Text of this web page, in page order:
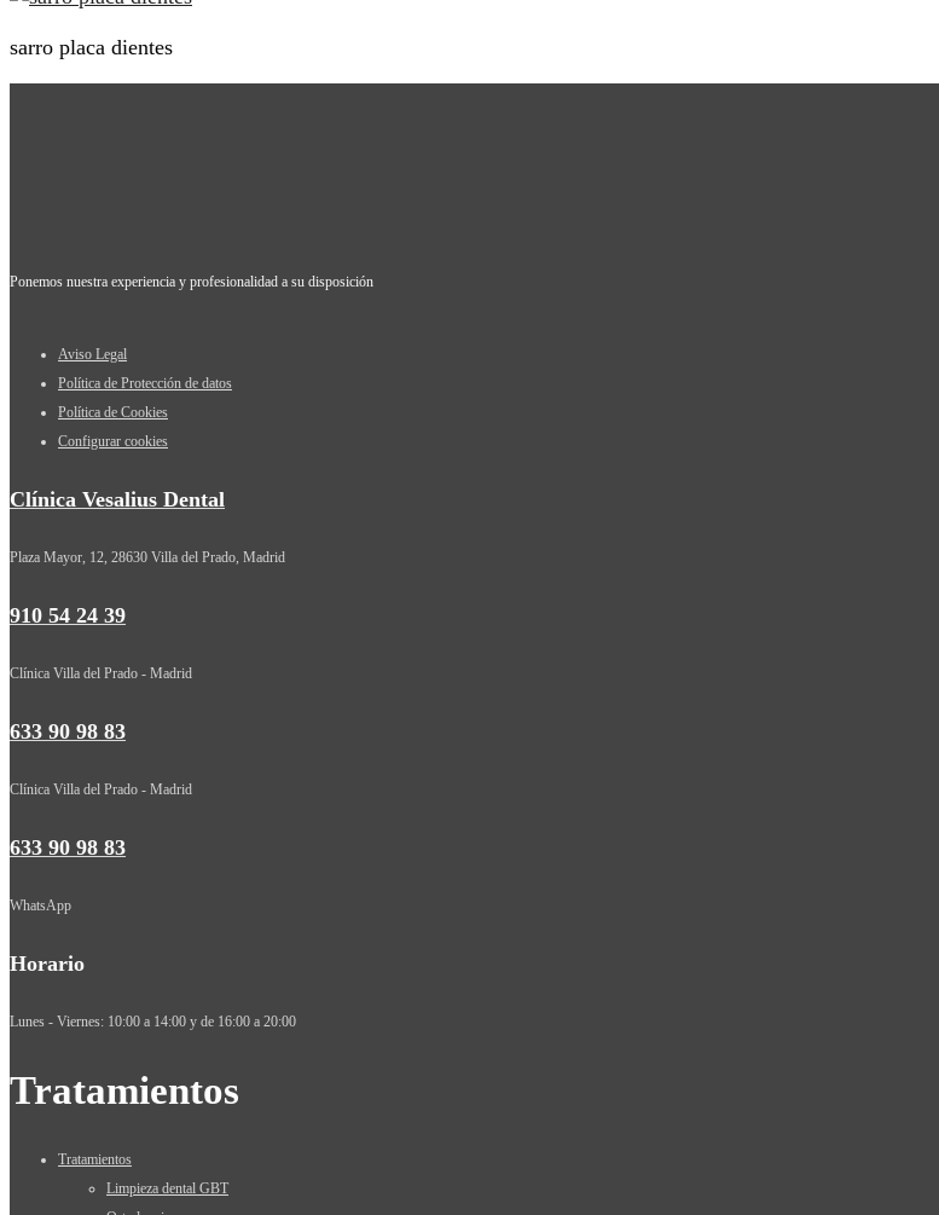
sarro placa dientes
Ponemos nuestra experiencia y profesionalidad a su disposición
Aviso Legal
Política de Protección de datos
Política de Cookies
Configurar cookies
Clínica Vesalius Dental
Plaza Mayor, 12, 28630 Villa del Prado, Madrid
910 54 24 39
Clínica Villa del Prado - Madrid
633 90 98 83
Clínica Villa del Prado - Madrid
633 90 98 83
WhatsApp
Horario
Lunes - Viernes: 10:00 a 14:00 y de 16:00 a 20:00
Tratamientos
Tratamientos
Limpieza dental GBT